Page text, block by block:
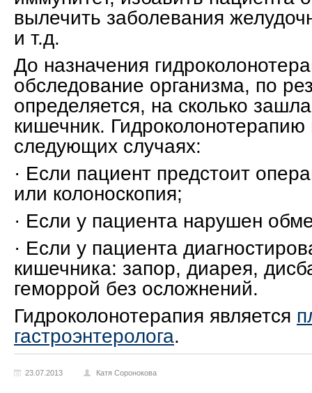
вылечить заболевания
и т.д.
До назначения
обследование организма, по
определяется, на сколько
кишечник. Гидроколонотерапию
следующих случаях:
· Если пациент предстоит
или колоноскопия;
· Если у пациента нарушен
· Если у пациента
кишечника: запор, диарея,
геморрой без осложнений.
Гидроколонотерапия является
гастроэнтеролога.
23.07.2013 Катя Соронокова